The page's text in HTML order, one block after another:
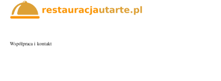
Współpraca i kontakt